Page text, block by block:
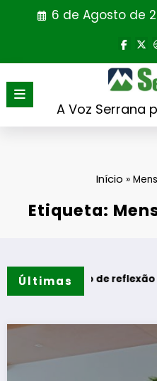
6 de Agosto de
A Voz Serrana
Início »
Etiqueta:
Últimas
de reflexão “As